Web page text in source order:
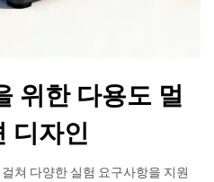
위한 다용도 멀
디자인
쳐 다양한 실험 요구사항을 지원